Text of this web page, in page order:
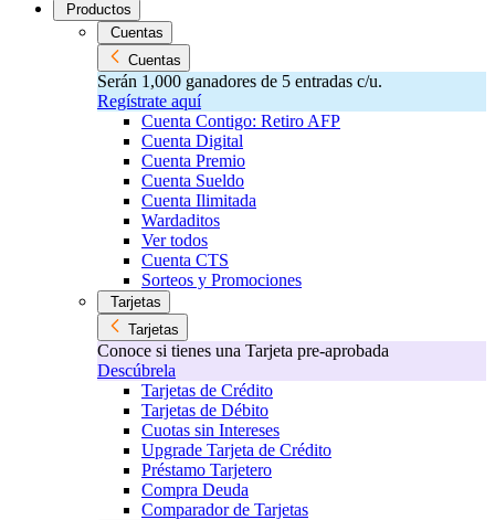
Productos
Cuentas
Cuentas
Serán 1,000 ganadores de 5 entradas c/u.
Regístrate aquí
Cuenta Contigo: Retiro AFP
Cuenta Digital
Cuenta Premio
Cuenta Sueldo
Cuenta Ilimitada
Wardaditos
Ver todos
Cuenta CTS
Sorteos y Promociones
Tarjetas
Tarjetas
Conoce si tienes una Tarjeta pre-aprobada
Descúbrela
Tarjetas de Crédito
Tarjetas de Débito
Cuotas sin Intereses
Upgrade Tarjeta de Crédito
Préstamo Tarjetero
Compra Deuda
Comparador de Tarjetas